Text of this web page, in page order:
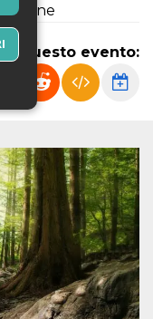
questo evento:
Scadenza Descrizione
1 anno
Clearance
Cookie from